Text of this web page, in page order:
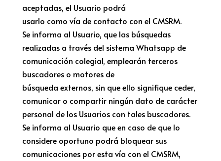
aceptadas, el Usuario podrá
usarlo como vía de contacto con el CMSRM.
Se informa al Usuario, que las búsquedas
realizadas a través del sistema Whatsapp de
comunicación colegial, emplearán terceros
buscadores o motores de
búsqueda externos, sin que ello signifique ceder,
comunicar o compartir ningún dato de carácter
personal de los Usuarios con tales buscadores.
Se informa al Usuario que en caso de que lo
considere oportuno podrá bloquear sus
comunicaciones por esta vía con el CMSRM,